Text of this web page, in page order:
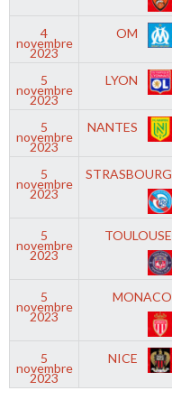
4
novembre
2023
OM
5
novembre
2023
LYON
5
novembre
2023
NANTES
5
novembre
2023
STRASBOURG
5
novembre
2023
TOULOUSE
5
novembre
2023
MONACO
5
novembre
2023
NICE